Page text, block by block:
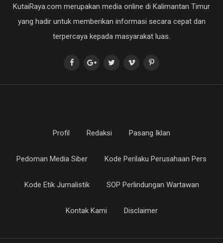
KutaiRaya.com merupakan media online di Kalimantan Timur
yang hadir untuk memberikan informasi secara cepat dan
terpercaya kepada masyarakat luas.
Profil Redaksi Pasang Iklan
Pedoman Media Siber Kode Perilaku Perusahaan Pers
Kode Etik Jurnalistik SOP Perlindungan Wartawan
Kontak Kami Disclaimer